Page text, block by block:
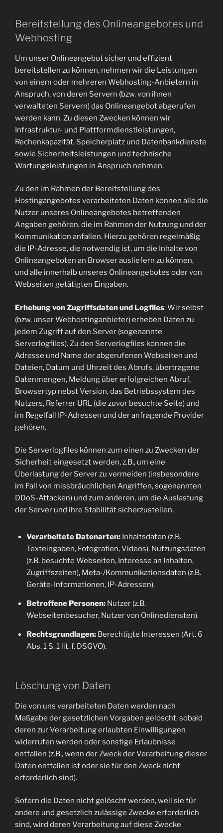
Bereitstellung des Onlineangebotes und
Webhosting
Um unser Onlineangebot sicher und effizient
bereitstellen zu können, nehmen wir die Leistungen
von einem oder mehreren Webhosting-Anbietern in
Anspruch, von deren Servern (bzw. von ihnen
verwalteten Servern) das Onlineangebot abgerufen
werden kann. Zu diesen Zwecken können wir
Infrastruktur- und Plattformdienstleistungen,
Rechenkapazität, Speicherplatz und Datenbankdienste
sowie Sicherheitsleistungen und technische
Wartungsleistungen in Anspruch nehmen.
Zu den im Rahmen der Bereitstellung des
Hostingangebotes verarbeiteten Daten können alle die
Nutzer unseres Onlineangebotes betreffenden
Angaben gehören, die im Rahmen der Nutzung und der
Kommunikation anfallen. Hierzu gehören regelmäßig
die IP-Adresse, die notwendig ist, um die Inhalte von
Onlineangeboten an Browser ausliefern zu können,
und alle innerhalb unseres Onlineangebotes oder von
Webseiten getätigten Eingaben.
Erhebung von Zugriffsdaten und Logfiles: Wir selbst
(bzw. unser Webhostinganbieter) erheben Daten zu
jedem Zugriff auf den Server (sogenannte
Serverlogfiles). Zu den Serverlogfiles können die
Adresse und Name der abgerufenen Webseiten und
Dateien, Datum und Uhrzeit des Abrufs, übertragene
Datenmengen, Meldung über erfolgreichen Abruf,
Browsertyp nebst Version, das Betriebssystem des
Nutzers, Referrer URL (die zuvor besuchte Seite) und
im Regelfall IP-Adressen und der anfragende Provider
gehören.
Die Serverlogfiles können zum einen zu Zwecken der
Sicherheit eingesetzt werden, z.B., um eine
Überlastung der Server zu vermeiden (insbesondere
im Fall von missbräuchlichen Angriffen, sogenannten
DDoS-Attacken) und zum anderen, um die Auslastung
der Server und ihre Stabilität sicherzustellen.
Verarbeitete Datenarten:Inhaltsdaten (z.B.
Texteingaben, Fotografien, Videos), Nutzungsdaten
(z.B. besuchte Webseiten, Interesse an Inhalten,
Zugriffszeiten), Meta-/Kommunikationsdaten (z.B.
Geräte-Informationen, IP-Adressen).
Betroffene Personen:Nutzer (z.B.
Webseitenbesucher, Nutzer von Onlinediensten).
Rechtsgrundlagen:Berechtigte Interessen (Art. 6
Abs. 1 S. 1 lit. f. DSGVO).
Löschung von Daten
Die von uns verarbeiteten Daten werden nach
Maßgabe der gesetzlichen Vorgaben gelöscht, sobald
deren zur Verarbeitung erlaubten Einwilligungen
widerrufen werden oder sonstige Erlaubnisse
entfallen (z.B., wenn der Zweck der Verarbeitung dieser
Daten entfallen ist oder sie für den Zweck nicht
erforderlich sind).
Sofern die Daten nicht gelöscht werden, weil sie für
andere und gesetzlich zulässige Zwecke erforderlich
sind, wird deren Verarbeitung auf diese Zwecke